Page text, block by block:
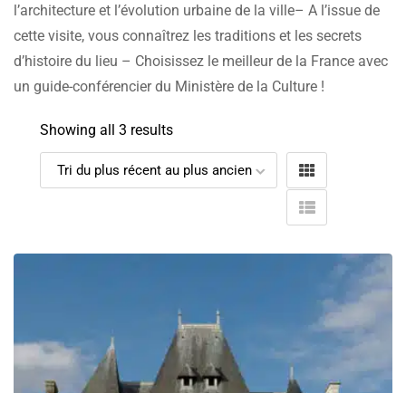
l’architecture et l’évolution urbaine de la ville– A l’issue de
cette visite, vous connaîtrez les traditions et les secrets
d’histoire du lieu – Choisissez le meilleur de la France avec
un guide-conférencier du Ministère de la Culture !
Showing all 3 results